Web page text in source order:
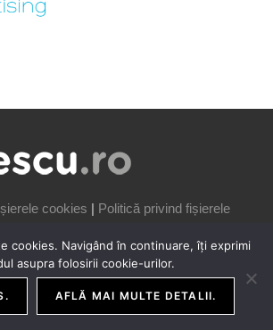
cookies | Politică privind fișierele
IONUȚ BUNESCU | 2006-2026
cookies. Navigând în continuare, îți exprimi
asupra folosirii cookie-urilor.
AFLĂ MAI MULTE DETALII.